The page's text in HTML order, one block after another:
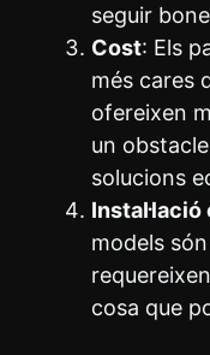
seguir
Cost: Els
més cares
ofereixen
un
solucions
models són
cosa que